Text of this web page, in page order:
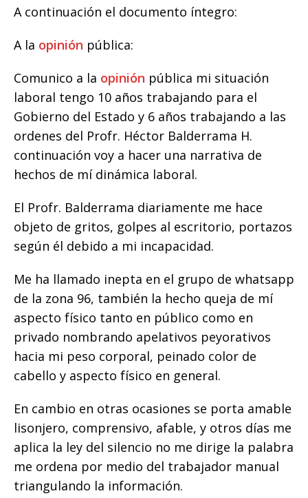
A continuación el documento íntegro:
A la opinión pública:
Comunico a la opinión pública mi situación
laboral tengo 10 años trabajando para el
Gobierno del Estado y 6 años trabajando a las
ordenes del Profr. Héctor Balderrama H.
continuación voy a hacer una narrativa de
hechos de mí dinámica laboral.
El Profr. Balderrama diariamente me hace
objeto de gritos, golpes al escritorio, portazos
según él debido a mi incapacidad.
Me ha llamado inepta en el grupo de whatsapp
de la zona 96, también la hecho queja de mí
aspecto físico tanto en público como en
privado nombrando apelativos peyorativos
hacia mi peso corporal, peinado color de
cabello y aspecto físico en general.
En cambio en otras ocasiones se porta amable
lisonjero, comprensivo, afable, y otros días me
aplica la ley del silencio no me dirige la palabra
me ordena por medio del trabajador manual
triangulando la información.